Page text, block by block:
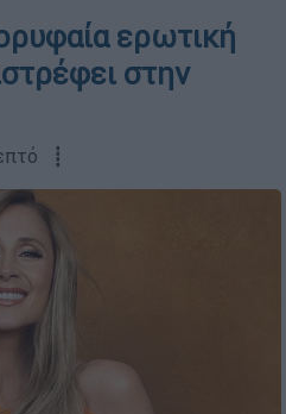
ερωτική
στην
┋